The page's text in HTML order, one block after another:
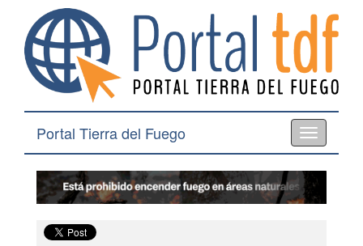
Toggle
navigation
Portal Tierra del Fuego